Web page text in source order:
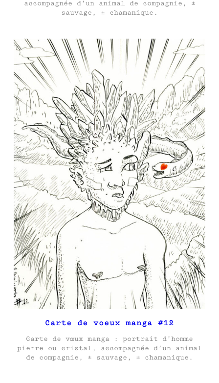
accompagnée d’un animal de compagnie, ±
sauvage, ± chamanique.
Carte de voeux manga #12
Carte de vœux manga : portrait d’homme
pierre ou cristal, accompagnée d’un animal
de compagnie, ± sauvage, ± chamanique.